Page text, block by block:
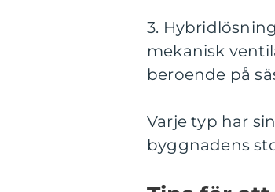
3.
mekanisk
beroende på
Varje typ har
byggnadens